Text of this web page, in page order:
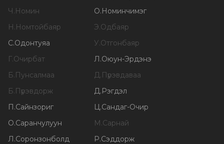
Ч.Номин О.Номинчимэг
Н.Номтойбаяр Э.Одбаяр
С.Одонтуяа У.Отгонбаяр
Г.Очирбат Л.Оюун-Эрдэнэ
Б.Пунсалмаа Д.Пүрэвдаваа
Б.Пүрэвдорж Д.Рэгдэл
П.Сайнзориг Ц.Сандаг-Очир
О.Саранчулуун М.Сарнай
Л.Соронзонболд Р.Сэддорж